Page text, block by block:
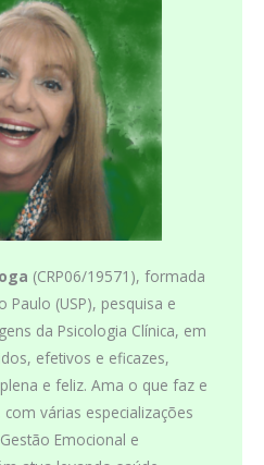
(CRP06/19571), formada
Paulo (USP), pesquisa e
da Psicologia Clínica, em
efetivos e eficazes,
e feliz. Ama o que faz e
várias especializações
Emocional e